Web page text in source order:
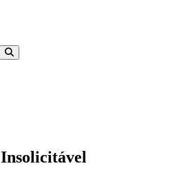
Insolicitável